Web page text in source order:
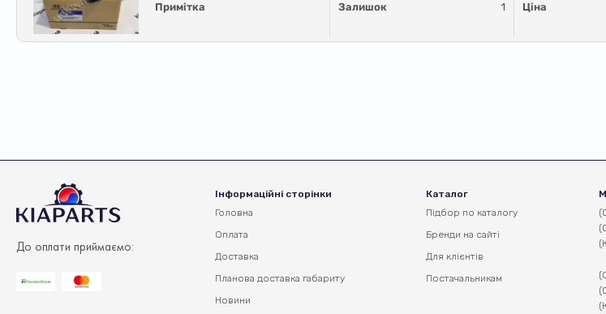
Примітка Залишок 1 Ціна
До оплати приймаємо:
Інформаційні сторінки
Головна
Оплата
Доставка
Планова доставка габариту
Новини
Каталог
Підбор по каталогу
Бренди на сайті
Для клієнтів
Постачальникам